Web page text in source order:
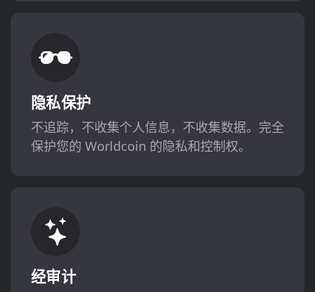
隐私保护
不追踪，不收集个人信息，不收集数据。完全
保护您的 Worldcoin 的隐私和控制权。
经审计